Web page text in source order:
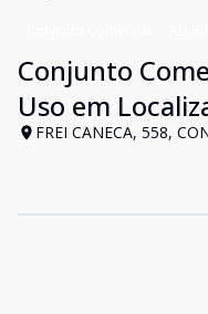
Conjunto
Uso em
FREI CANECA, 558,